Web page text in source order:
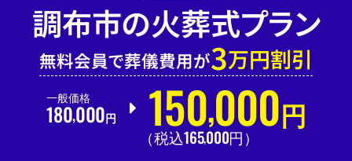
調布市の火葬式プラン
無料会員で葬儀費用が3万円割引
一般価格
180,000 円 150,000 円
（税込165,000円 ）